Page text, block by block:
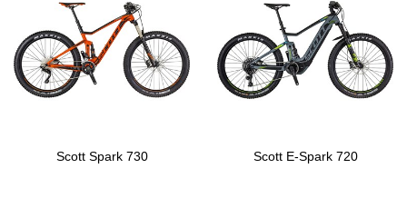
Scott Spark 730 Scott E-Spark 720